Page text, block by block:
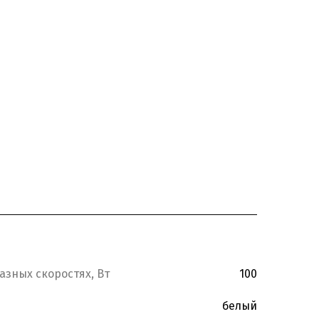
скоростях, Вт 100
белый